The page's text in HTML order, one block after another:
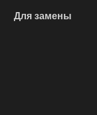
Для замены